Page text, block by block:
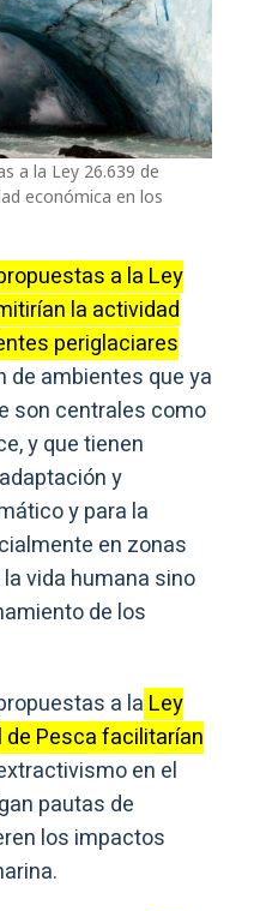
a la Ley 26.639 de
económica en los
a la Ley
la actividad
periglaciares
de ambientes que ya
son centrales como
y que tienen
y
y para la
en zonas
vida humana sino
de los
a la Ley
de Pesca facilitarían
en el
pautas de
los impactos